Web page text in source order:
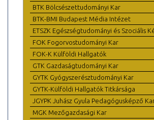
BTK Bölcsészettudományi Kar
BTK-BMI Budapest Média Intézet
ETSZK Egészségtudományi és Szociális
FOK Fogorvostudományi Kar
FOK-K Külföldi Hallgatók
GTK Gazdaságtudományi Kar
GYTK Gyógyszerésztudományi Kar
GYTK-Külföldi Hallgatók Titkársága
JGYPK Juhász Gyula Pedagógusképző
MGK Mezőgazdasági Kar